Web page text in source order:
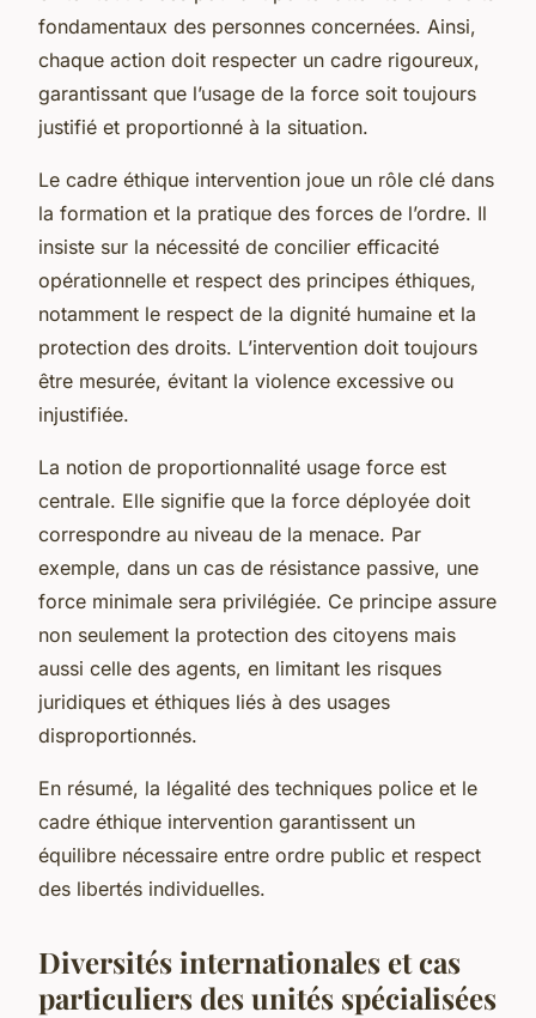
fondamentaux des personnes concernées. Ainsi,
chaque action doit respecter un cadre rigoureux,
garantissant que l’usage de la force soit toujours
justifié et proportionné à la situation.
Le cadre éthique intervention joue un rôle clé dans
la formation et la pratique des forces de l’ordre. Il
insiste sur la nécessité de concilier efficacité
opérationnelle et respect des principes éthiques,
notamment le respect de la dignité humaine et la
protection des droits. L’intervention doit toujours
être mesurée, évitant la violence excessive ou
injustifiée.
La notion de proportionnalité usage force est
centrale. Elle signifie que la force déployée doit
correspondre au niveau de la menace. Par
exemple, dans un cas de résistance passive, une
force minimale sera privilégiée. Ce principe assure
non seulement la protection des citoyens mais
aussi celle des agents, en limitant les risques
juridiques et éthiques liés à des usages
disproportionnés.
En résumé, la légalité des techniques police et le
cadre éthique intervention garantissent un
équilibre nécessaire entre ordre public et respect
des libertés individuelles.
Diversités internationales et cas
particuliers des unités spécialisées